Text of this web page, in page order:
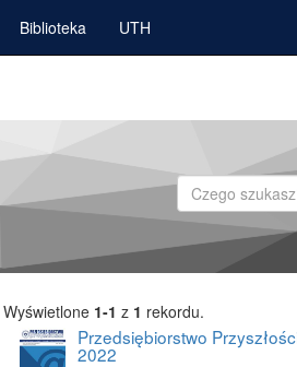
Biblioteka UTH
Szukaj
Wyświetlone 1-1 z 1 rekordu.
Przedsiębiorstwo
2022